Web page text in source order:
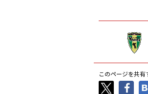
このページを共有